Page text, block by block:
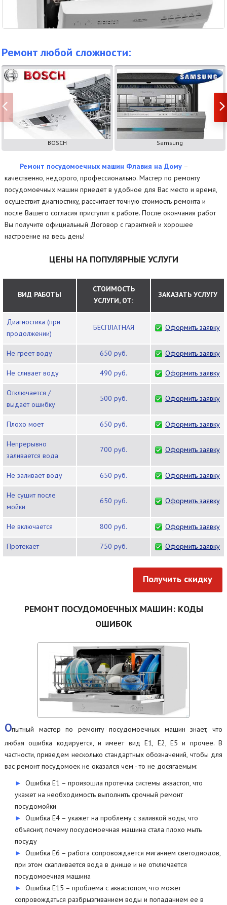
Ремонт любой сложности:
BOSCH Samsung
Ремонт посудомоечных машин Флавия на Дому –
качественно, недорого, профессионально. Мастер по ремонту
посудомоечных машин приедет в удобное для Вас место и время,
осуществит диагностику, рассчитает точную стоимость ремонта и
после Вашего согласия приступит к работе. После окончания работ
Вы получите официальный Договор с гарантией и хорошее
настроение на весь день!
ЦЕНЫ НА ПОПУЛЯРНЫЕ УСЛУГИ
ВИД РАБОТЫ
СТОИМОСТЬ
УСЛУГИ, ОТ:
ЗАКАЗАТЬ УСЛУГУ
Диагностика (при
продолжении)
БЕСПЛАТНАЯ Оформить заявку
Не греет воду 650 руб. Оформить заявку
Не сливает воду 490 руб. Оформить заявку
Отключается /
выдаёт ошибку
500 руб. Оформить заявку
Плохо моет 650 руб. Оформить заявку
Непрерывно
заливается вода
700 руб. Оформить заявку
Не заливает воду 650 руб. Оформить заявку
Не сушит после
мойки
650 руб. Оформить заявку
Не включается 800 руб. Оформить заявку
Протекает 750 руб. Оформить заявку
Получить скидку
РЕМОНТ ПОСУДОМОЕЧНЫХ МАШИН: КОДЫ
ОШИБОК
Опытный мастер по ремонту посудомоечных машин знает, что
любая ошибка кодируется, и имеет вид Е1, Е2, Е5 и прочее. В
частности, приведем несколько стандартных обозначений, чтобы для
вас ремонт посудомоек не оказался чем - то не досягаемым:
Ошибка Е1 – произошла протечка системы аквастоп, что
укажет на необходимость выполнить срочный ремонт
посудомойки
Ошибка Е4 – укажет на проблему с заливкой воды, что
объяснит, почему посудомоечная машина стала плохо мыть
посуду
Ошибка Е6 – работа сопровождается миганием светодиодов,
при этом скапливается вода в днище и не отключается
посудомоечная машина
Ошибка Е15 – проблема с аквастопом, что может
сопровождаться разбрызгиванием воды и попаданием ее в